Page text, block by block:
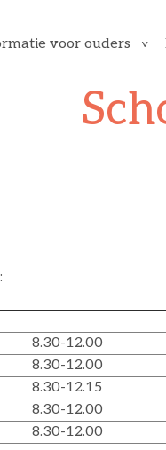
voor ouders
8.30-12.00
8.30-12.00
8.30-12.15
8.30-12.00
8.30-12.00